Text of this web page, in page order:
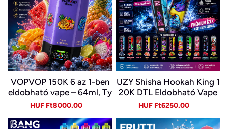
VOPVOP 150K 6 az 1-ben
eldobható vape – 64ml, Ty
pe-C, LED kijelző
Sale
HUF Ft8000.00
UZY Shisha Hookah King 1
20K DTL Eldobható Vape
– 120 000 Slukk, 64 ml, U
Sale
HUF Ft6250.00